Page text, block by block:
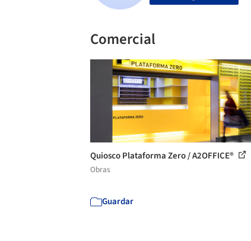
Comercial
Quiosco Plataforma Zero / A2OFFICE®
Obras
Guardar